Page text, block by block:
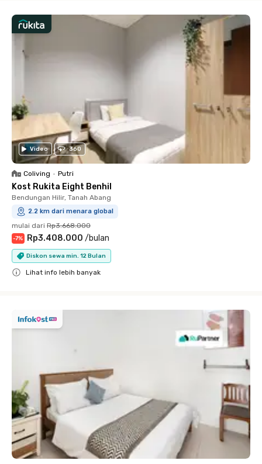
Video 360
Coliving • Putri
Kost Rukita Eight Benhil
Bendungan Hilir, Tanah Abang
2.2 km dari menara global
mulai dari Rp3.668.000
-7% Rp3.408.000 /bulan
Diskon sewa min. 12 Bulan
Lihat info lebih banyak